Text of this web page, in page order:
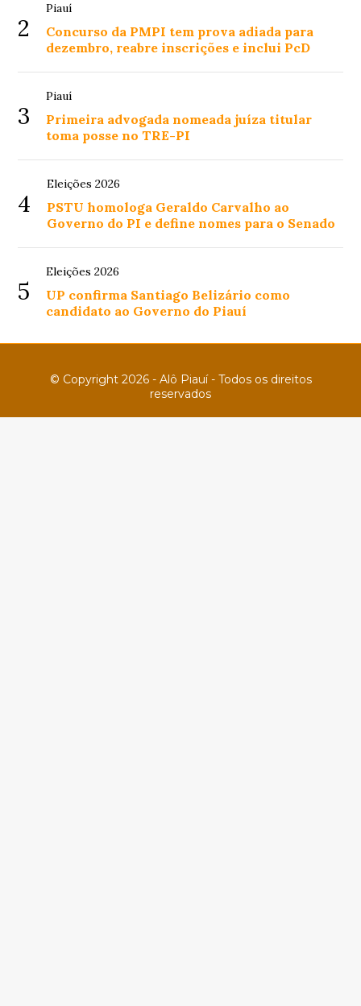
2
Piauí
Concurso da PMPI tem prova adiada para
dezembro, reabre inscrições e inclui PcD
3
Piauí
Primeira advogada nomeada juíza titular
toma posse no TRE-PI
4
Eleições 2026
PSTU homologa Geraldo Carvalho ao
Governo do PI e define nomes para o Senado
5
Eleições 2026
UP confirma Santiago Belizário como
candidato ao Governo do Piauí
© Copyright 2026 - Alô Piauí - Todos os direitos
reservados